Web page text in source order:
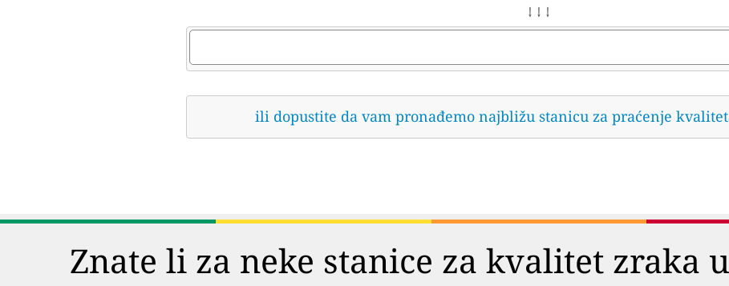
↓ ↓ ↓
ili dopustite da vam pronađemo najbližu stanicu za praćenje
Znate li za neke stanice za kvalitet zraka